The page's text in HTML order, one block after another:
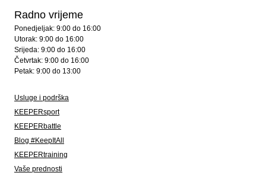
Radno vrijeme
Ponedjeljak: 9:00 do 16:00
Utorak: 9:00 do 16:00
Srijeda: 9:00 do 16:00
Četvrtak: 9:00 do 16:00
Petak: 9:00 do 13:00
Usluge i podrška
KEEPERsport
KEEPERbattle
Blog #KeepItAll
KEEPERtraining
Vaše prednosti